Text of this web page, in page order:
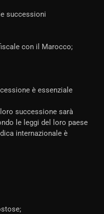
successioni
con il Marocco;
è essenziale
successione sarà
le leggi del loro paese
internazionale è